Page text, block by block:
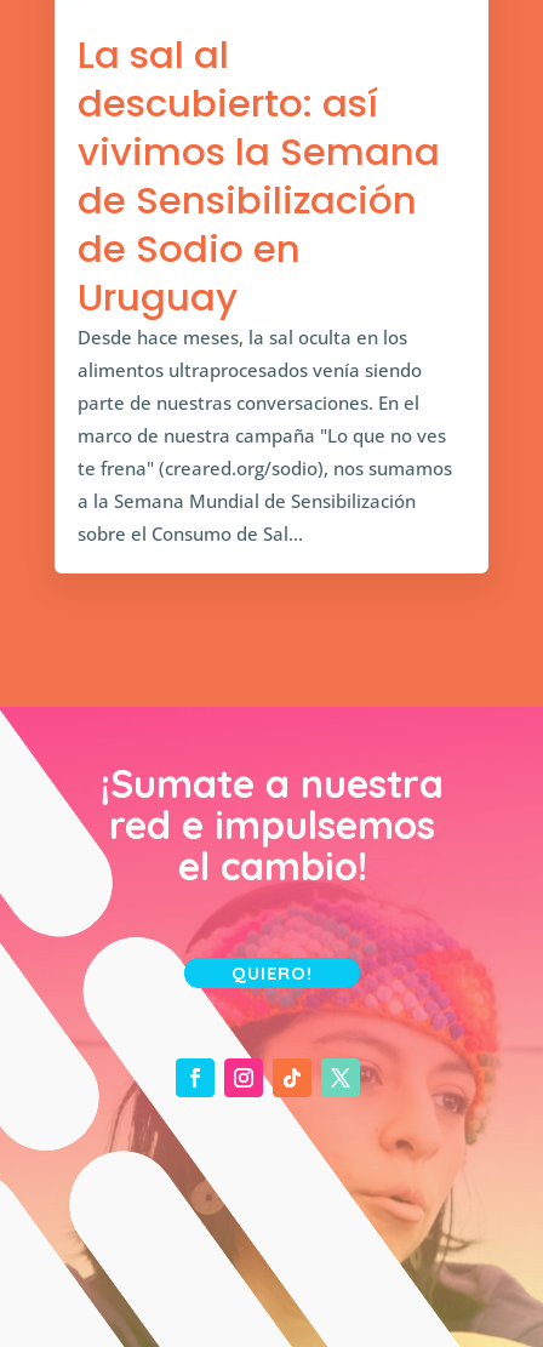
La sal al
descubierto: así
vivimos la Semana
de Sensibilización
de Sodio en
Uruguay
Desde hace meses, la sal oculta en los
alimentos ultraprocesados venía siendo
parte de nuestras conversaciones. En el
marco de nuestra campaña "Lo que no ves
te frena" (creared.org/sodio), nos sumamos
a la Semana Mundial de Sensibilización
sobre el Consumo de Sal...
¡Sumate a nuestra
red e impulsemos
el cambio!
QUIERO!